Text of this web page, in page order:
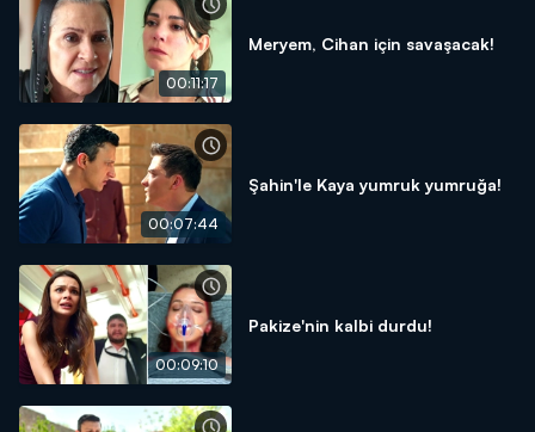
00:11:17
Meryem, Cihan için savaşacak!
00:07:44
Şahin'le Kaya yumruk yumruğa!
00:09:10
Pakize'nin kalbi durdu!